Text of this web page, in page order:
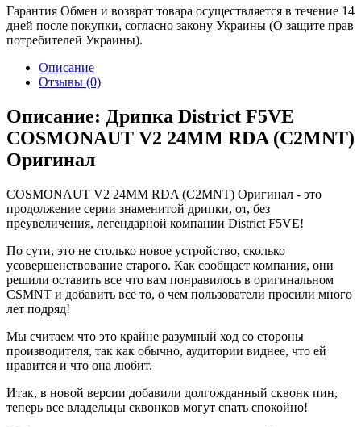
Гарантия Обмен и возврат товара осуществляется в течение 14
дней после покупки, согласно закону Украины (О защите прав
потребителей Украины).
Описание
Отзывы (0)
Описание: Дрипка District F5VE
COSMONAUT V2 24MM RDA (C2MNT)
Оригинал
COSMONAUT V2 24MM RDA (C2MNT) Оригинал - это
продолжение серии знаменитой дрипки, от, без
преувеличения, легендарной компании District F5VE!
По сути, это не столько новое устройство, сколько
усовершенствование старого. Как сообщает компания, они
решили оставить все что вам понравилось в оригинальном
CSMNT и добавить все то, о чем пользователи просили много
лет подряд!
Мы считаем что это крайне разумный ход со стороны
производителя, так как обычно, аудитории виднее, что ей
нравится и что она любит.
Итак, в новой версии добавили долгожданный сквонк пин,
теперь все владельцы сквонков могут спать спокойно!